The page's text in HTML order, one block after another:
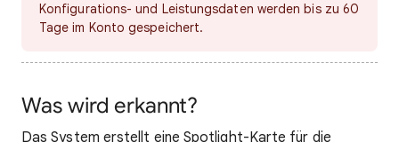
Konfigurations- und Leistungsdaten werden bis zu 60
Tage im Konto gespeichert.
Was wird erkannt?
Das System erstellt eine Spotlight-Karte für die